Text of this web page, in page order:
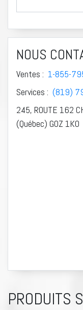
NOUS
Ventes : 1-855-
Services : (819)
245, ROUTE 162
(Québec) G0Z 1K0
PRODUITS